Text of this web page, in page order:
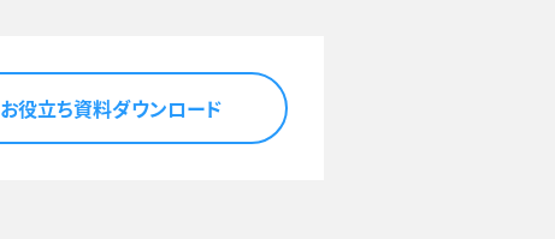
お役立ち資料ダウンロード